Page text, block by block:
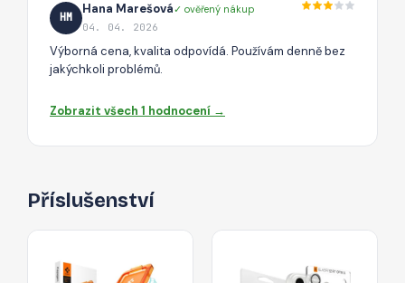
HM
Hana Marešová✓ ověřený nákup
04. 04. 2026
Výborná cena, kvalita odpovídá. Používám denně bez
jakýchkoli problémů.
Zobrazit všech 1 hodnocení →
Příslušenství